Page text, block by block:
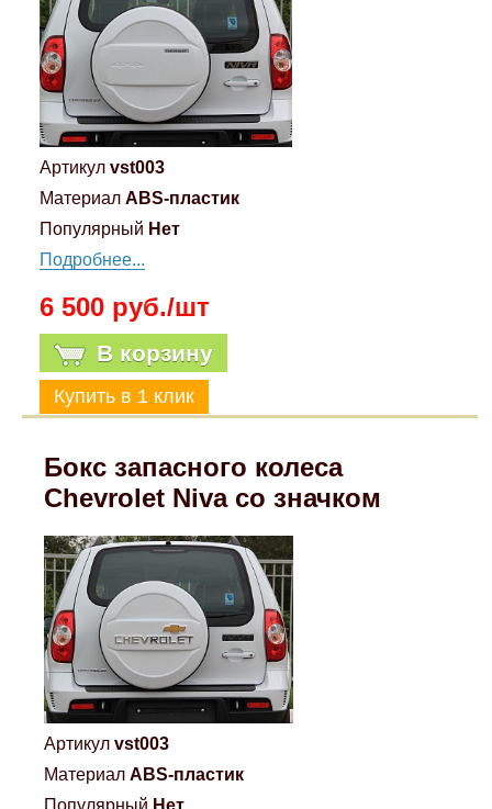
Артикул vst003
Материал ABS-пластик
Популярный Нет
Подробнее...
6 500 руб./шт
В корзину
Бокс запасного колеса
Chevrolet Niva со значком
Артикул vst003
Материал ABS-пластик
Популярный Нет
Компрессионные фитинги Poliext
Honda
Hyundai
Infinity
Kia
Lada
Lexus
Mazda
Mercedes-Benz
Opel
Renault
Suzuki
Toyota
Флуоресцентные краски
Шпатлевки, штукатурки
Эмали универсальные акриловые
Грунтовки, защитные лаки
Магнитные панели на холодильник